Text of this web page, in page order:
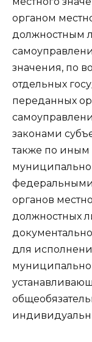
органом
должностным
значения, по
отдельных
переданных
законами
также по иным
органов
должностных
для